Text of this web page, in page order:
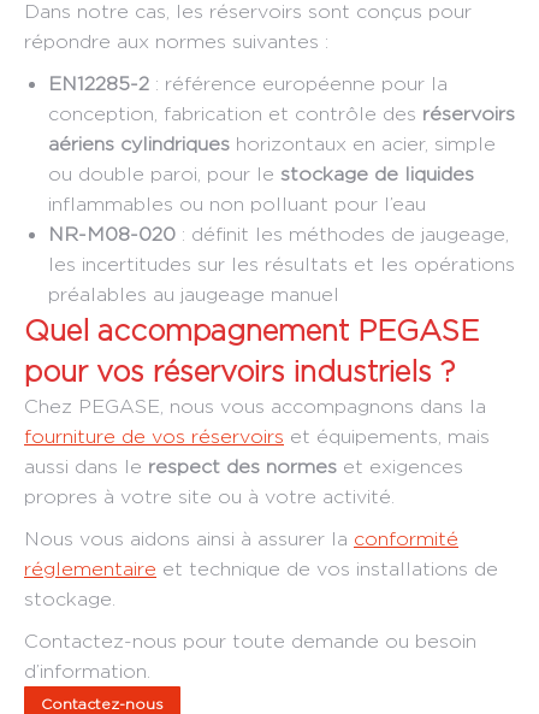
Dans notre cas, les réservoirs sont conçus pour
répondre aux normes suivantes :
EN12285-2 : référence européenne pour la
conception, fabrication et contrôle des réservoirs
aériens cylindriques horizontaux en acier, simple
ou double paroi, pour le stockage de liquides
inflammables ou non polluant pour l’eau
NR-M08-020 : définit les méthodes de jaugeage,
les incertitudes sur les résultats et les opérations
préalables au jaugeage manuel
Quel accompagnement PEGASE
pour vos réservoirs industriels ?
Chez PEGASE, nous vous accompagnons dans la
fourniture de vos réservoirs et équipements, mais
aussi dans le respect des normes et exigences
propres à votre site ou à votre activité.
Nous vous aidons ainsi à assurer la conformité
réglementaire et technique de vos installations de
stockage.
Contactez-nous pour toute demande ou besoin
d’information.
Contactez-nous